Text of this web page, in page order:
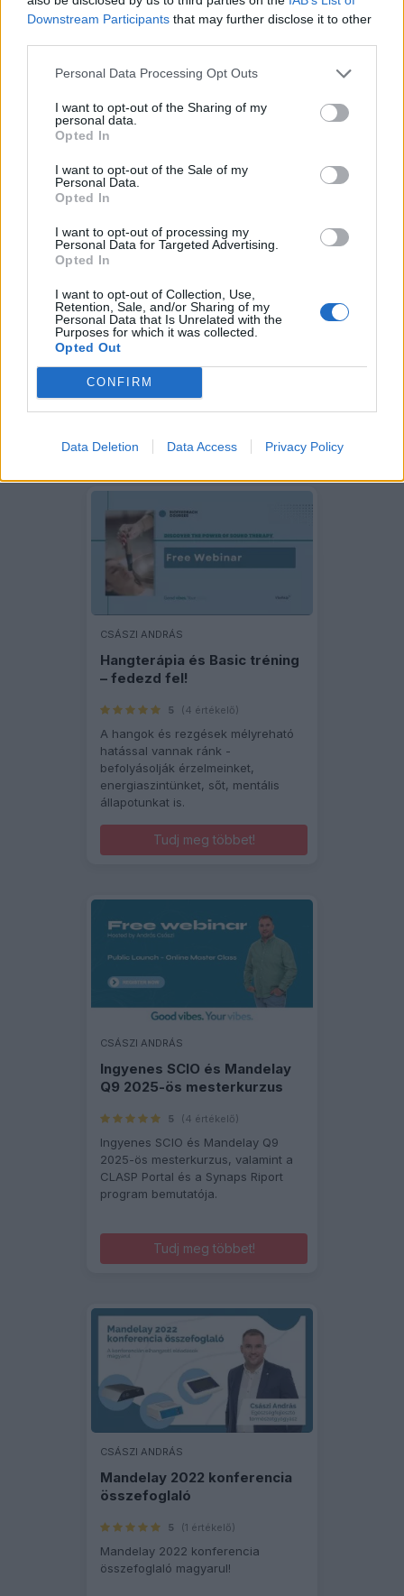
Downstream Participants that may further disclose it to other
Personal Data Processing Opt Outs
I want to opt-out of the Sharing of my
personal data.
Opted In
I want to opt-out of the Sale of my
Personal Data.
Opted In
I want to opt-out of processing my
Personal Data for Targeted Advertising.
Opted In
I want to opt-out of Collection, Use,
Retention, Sale, and/or Sharing of my
Personal Data that Is Unrelated with the
Purposes for which it was collected.
Opted Out
CONFIRM
Data Deletion Data Access Privacy Policy
Tudj meg többet!
CSÁSZI ANDRÁS
Fedezd fel a biofeedback-
technológia jövőjét!
5 (3 értékelő)
Legújabb technológiai trendek:
Betekintést nyerhetsz a
megtudhatod, merre tart az iparág.
CSÁSZI ANDRÁS
Hangterápia és Basic tréning
– fedezd fel!
5 (4 értékelő)
A hangok és rezgések mélyreható
hatással vannak ránk -
befolyásolják érzelmeinket,
energiaszintünket, sőt, mentális
állapotunkat is.
Tudj meg többet!
CSÁSZI ANDRÁS
Ingyenes SCIO és Mandelay
Q9 2025-ös mesterkurzus
5 (4 értékelő)
Ingyenes SCIO és Mandelay Q9
2025-ös mesterkurzus, valamint a
CLASP Portal és a Synaps Riport
program bemutatója.
Tudj meg többet!
CSÁSZI ANDRÁS
Mandelay 2022 konferencia
összefoglaló
5 (1 értékelő)
Mandelay 2022 konferencia
összefoglaló magyarul!